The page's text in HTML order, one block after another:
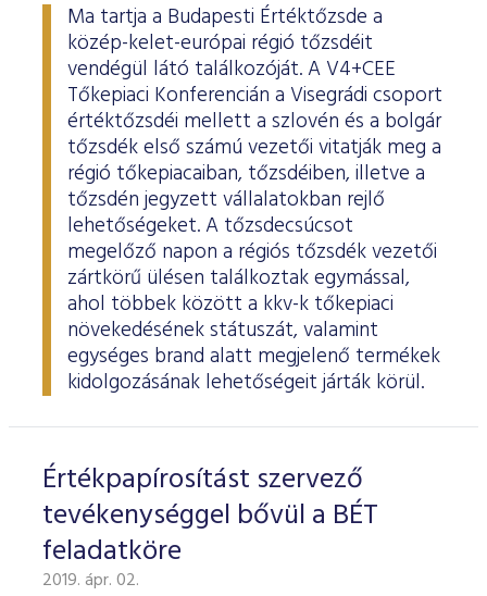
Ma tartja a Budapesti Értéktőzsde a
közép-kelet-európai régió tőzsdéit
vendégül látó találkozóját. A V4+CEE
Tőkepiaci Konferencián a Visegrádi csoport
értéktőzsdéi mellett a szlovén és a bolgár
tőzsdék első számú vezetői vitatják meg a
régió tőkepiacaiban, tőzsdéiben, illetve a
tőzsdén jegyzett vállalatokban rejlő
lehetőségeket. A tőzsdecsúcsot
megelőző napon a régiós tőzsdék vezetői
zártkörű ülésen találkoztak egymással,
ahol többek között a kkv-k tőkepiaci
növekedésének státuszát, valamint
egységes brand alatt megjelenő termékek
kidolgozásának lehetőségeit járták körül.
Értékpapírosítást szervező
tevékenységgel bővül a BÉT
feladatköre
2019. ápr. 02.